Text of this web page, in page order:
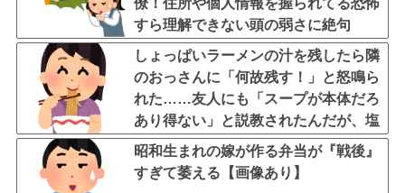
すら理解できない頭の弱さに絶句
しょっぱいラーメンの汁を残したら隣
のおっさんに「何故残す！」と怒鳴ら
れた……友人にも「スープが本体だろ
あり得ない」と説教されたんだが、塩
分過剰だし味の好みは自由だろ！
昭和生まれの嫁が作る弁当が『戦後』
すぎて萎える【画像あり】